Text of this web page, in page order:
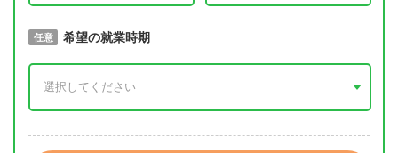
必須 取得予定年
任意 希望の就業時期